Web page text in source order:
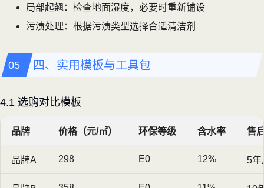
局部起翘：检查地面湿度，必要时重新铺设
污渍处理：根据污渍类型选择合适清洁剂
四、实用模板与工具包
4.1 选购对比模板
品牌 价格（元/㎡） 环保等级 含水率 售
品牌A 298 E0 12% 5年